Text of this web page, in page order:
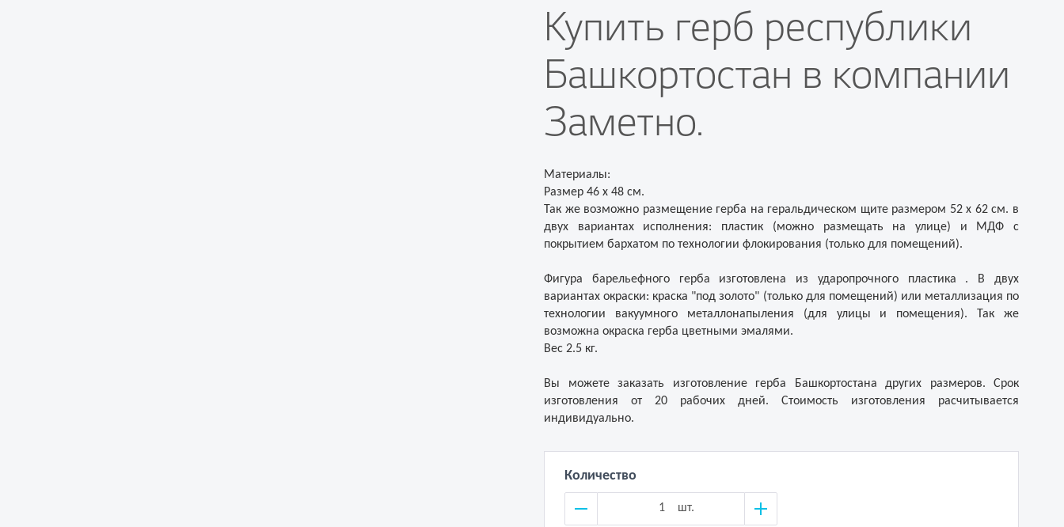
Купить герб республики
Башкортостан в компании
Заметно.
Материалы:
Размер 46 х 48 см.
Так же возможно размещение герба на геральдическом щите размером 52 х 62 см. в
двух вариантах исполнения: пластик (можно размещать на улице) и МДФ с
покрытием бархатом по технологии флокирования (только для помещений).
Фигура барельефного герба изготовлена из ударопрочного пластика . В двух
вариантах окраски: краска "под золото" (только для помещений) или металлизация по
технологии вакуумного металлонапыления (для улицы и помещения). Так же
возможна окраска герба цветными эмалями.
Вес 2.5 кг.
Вы можете заказать изготовление герба Башкортостана других размеров. Срок
изготовления от 20 рабочих дней. Стоимость изготовления расчитывается
индивидуально.
Количество
шт.